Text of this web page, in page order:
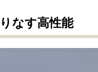
なす高性能